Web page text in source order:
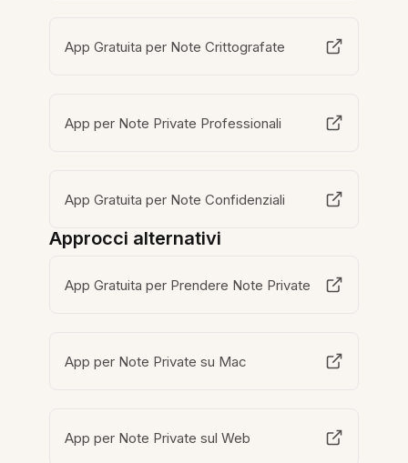
App Gratuita per Note Crittografate
App per Note Private Professionali
App Gratuita per Note Confidenziali
Approcci alternativi
App Gratuita per Prendere Note Private
App per Note Private su Mac
App per Note Private sul Web